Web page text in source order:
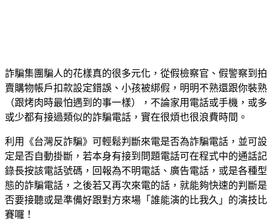
詐騙集團騙人的花樣真的很多元化，從假檢察官、假警察到拍
賣購物帳戶扣款設定錯誤、小孩被綁假，明明不熟還跟你裝熟
（跟烤肉時最怕遇到的事一樣），不論家用電話或手機，或多
或少都有接過類似的詐騙電話，實在很煩也很浪費時間。
利用《台灣反詐騙》可輕鬆判斷來電是否為詐騙電話，並可設
定是否自動掛斷，若本身有接到問題電話可在程式中的通話記
錄長按該電話號碼，回報為不明電話、廣告電話，或是各種型
態的詐騙電話，之後若又再次來電的話，就能夠快速的判斷是
否要接聽或是準備好跟對方來場「誰能演的比我久」的演技比
賽囉！